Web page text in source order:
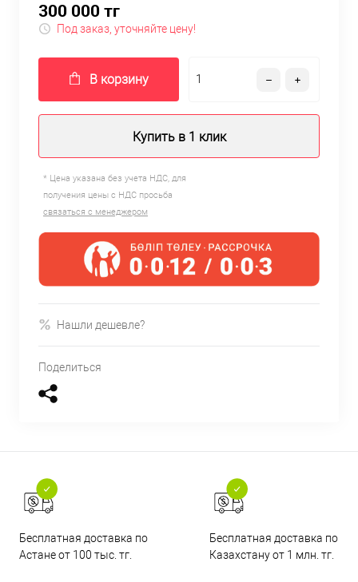
300 000 тг
Под заказ, уточняйте цену!
В корзину
Купить в 1 клик
* Цена указана без учета НДС, для
получения цены с НДС просьба
связаться с менеджером
Нашли дешевле?
Поделиться
Бесплатная доставка по
Астане от 100 тыс. тг.
Бесплатная доставка по
Казахстану от 1 млн. тг.